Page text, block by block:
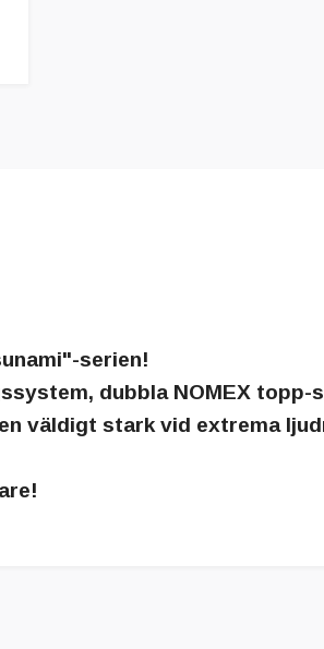
serien!
dubbla NOMEX
väldigt stark vid extrema